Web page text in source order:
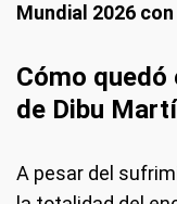
Mundial 2026
Cómo quedó
de Dibu
A pesar del